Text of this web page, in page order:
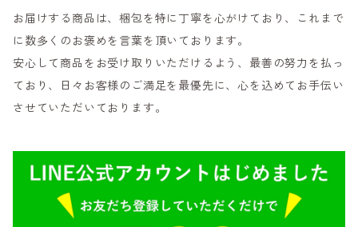
お届けする商品は、梱包を特に丁寧を心がけており、これまで
に数多くのお褒めを言葉を頂いております。
安心して商品をお受け取りいただけるよう、最善の努力を払っ
ており、日々お客様のご満足を最優先に、心を込めてお手伝い
させていただいております。